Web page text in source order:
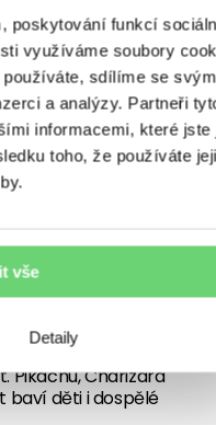
Detaily
poskytování funkcí
využíváme soubory
sdílíme se
a analýzy. Partneři
informacemi, které jste
toho, že používáte
všese utrhly
proto vám řeknu,
Pikachu, Charizard
baví děti i dospělé